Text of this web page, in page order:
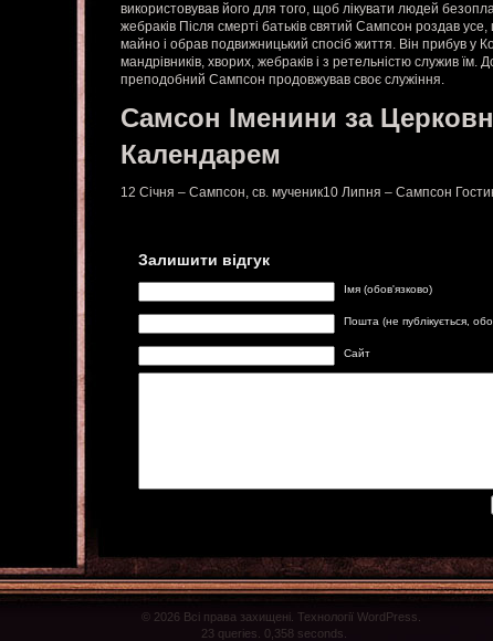
використовував його для того, щоб лікувати людей
жебраків Після смерті батьків святий Сампсон роздав
майно і обрав подвижницький спосіб життя. Він прибув у
мандрівників, хворих, жебраків і з ретельністю служив їм.
преподобний Сампсон продовжував своє служіння.
Самсон Іменини за
Календарем
12 Січня – Сампсон, св. мученик10 Липня – Сампсон
Залишити відгук
Імя (обов'язково)
Пошта (не публікується,
Сайт
© 2026 Всі права захищені. Технології WordPress.
23 queries. 0,358 seconds.